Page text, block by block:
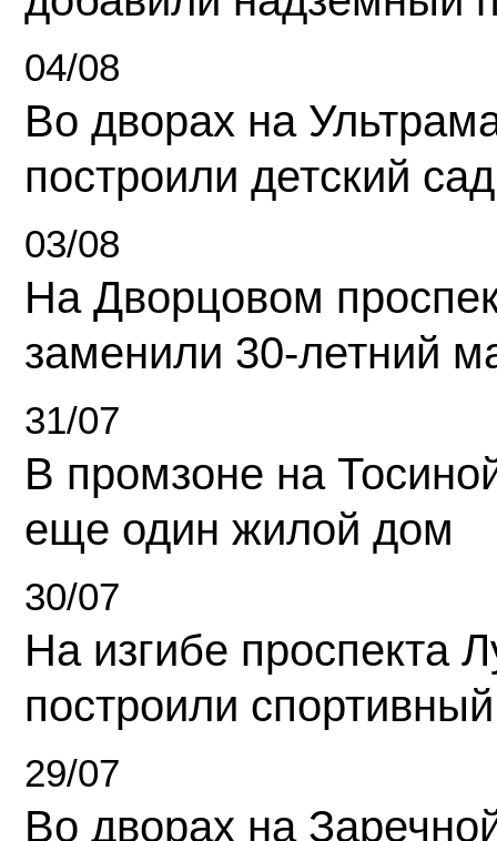
04/08
Во дворах на
построили детский сад
03/08
На Дворцовом
заменили 30-летний
31/07
В промзоне на
еще один жилой дом
30/07
На изгибе проспекта
построили
29/07
Во дворах на